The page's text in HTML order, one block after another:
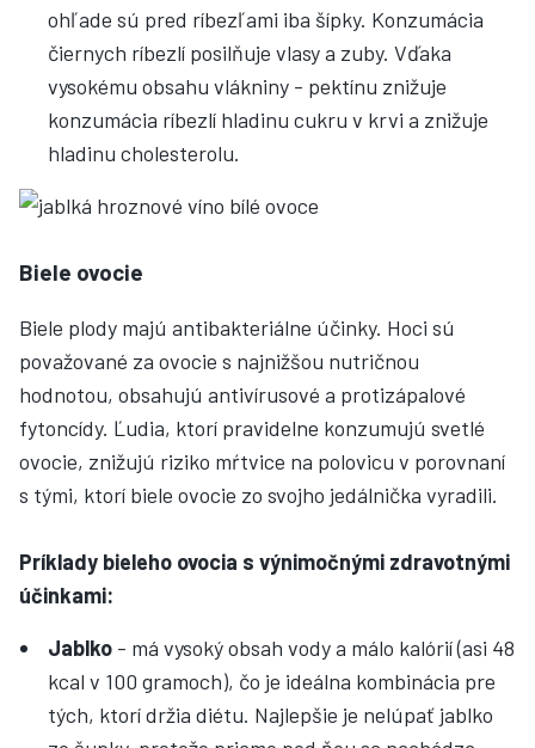
ohľade sú pred ríbezľami iba šípky. Konzumácia
čiernych ríbezlí posilňuje vlasy a zuby. Vďaka
vysokému obsahu vlákniny - pektínu znižuje
konzumácia ríbezlí hladinu cukru v krvi a znižuje
hladinu cholesterolu.
Biele ovocie
Biele plody majú antibakteriálne účinky. Hoci sú
považované za ovocie s najnižšou nutričnou
hodnotou, obsahujú antivírusové a protizápalové
fytoncídy. Ľudia, ktorí pravidelne konzumujú svetlé
ovocie, znižujú riziko mŕtvice na polovicu v porovnaní
s tými, ktorí biele ovocie zo svojho jedálnička vyradili.
Príklady bieleho ovocia s výnimočnými zdravotnými
účinkami:
Jablko - má vysoký obsah vody a málo kalórií (asi 48
kcal v 100 gramoch), čo je ideálna kombinácia pre
tých, ktorí držia diétu. Najlepšie je nelúpať jablko